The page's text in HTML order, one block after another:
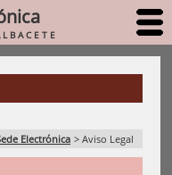
Electrónica > Aviso Legal